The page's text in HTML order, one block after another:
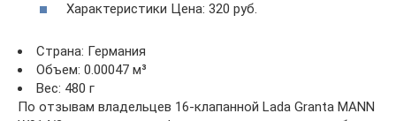
Характеристики Цена: 320 руб.
Страна: Германия
Объем: 0.00047 м³
Вес: 480 г
По отзывам владельцев 16-клапанной Lada Granta MANN